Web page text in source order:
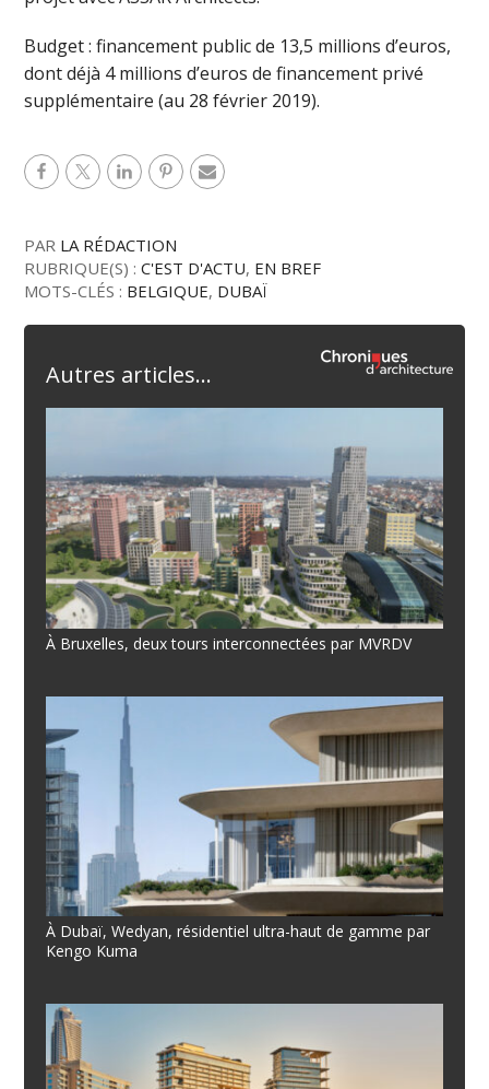
Budget : financement public de 13,5 millions d’euros,
dont déjà 4 millions d’euros de financement privé
supplémentaire (au 28 février 2019).
PAR LA RÉDACTION
RUBRIQUE(S) :C'EST D'ACTU, EN BREF
MOTS-CLÉS : BELGIQUE, DUBAÏ
Autres articles...
À Bruxelles, deux tours interconnectées par MVRDV
À Dubaï, Wedyan, résidentiel ultra-haut de gamme par
Kengo Kuma